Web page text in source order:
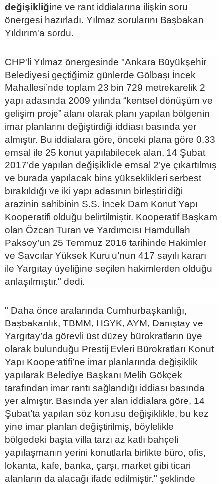
değişikliğine ve rant iddialarına ilişkin soru
önergesi hazırladı. Yılmaz sorularını Başbakan
Yıldırım'a sordu.
CHP'li Yılmaz önergesinde "Ankara Büyükşehir
Belediyesi geçtiğimiz günlerde Gölbaşı İncek
Mahallesi’nde toplam 23 bin 729 metrekarelik 2
yapı adasında 2009 yılında “kentsel dönüşüm ve
gelişim proje” alanı olarak planı yapılan bölgenin
imar planlarını değiştirdiği iddiası basında yer
almıştır. Bu iddialara göre, önceki plana göre 0.33
emsal ile 25 konut yapılabilecek alan, 14 Şubat
2017’de yapılan değişiklikle emsal 2’ye çıkartılmış
ve burada yapılacak bina yükseklikleri serbest
bırakıldığı ve iki yapı adasının birleştirildiği
arazinin sahibinin S.S. İncek Dam Konut Yapı
Kooperatifi olduğu belirtilmiştir. Kooperatif Başkam
olan Özcan Turan ve Yardımcısı Hamdullah
Paksoy’un 25 Temmuz 2016 tarihinde Hakimler
ve Savcılar Yüksek Kurulu’nun 417 sayılı kararı
ile Yargıtay üyeliğine seçilen hakimlerden olduğu
anlaşılmıştır." dedi.
" Daha önce aralarında Cumhurbaşkanlığı,
Başbakanlık, TBMM, HSYK, AYM, Danıştay ve
Yargıtay’da görevli üst düzey bürokratların üye
olarak bulunduğu Prestij Evleri Bürokratları Konut
Yapı Kooperatifi’ne imar planlarında değişiklik
yapılarak Belediye Başkanı Melih Gökçek
tarafından imar rantı sağlandığı iddiası basında
yer almıştır. Basında yer alan iddialara göre, 14
Şubat’ta yapılan söz konusu değişiklikle, bu kez
yine imar planlan değiştirilmiş, böylelikle
bölgedeki başta villa tarzı az katlı bahçeli
yapılaşmanın yerini konutlarla birlikte büro, ofis,
lokanta, kafe, banka, çarşı, market gibi ticari
alanların da alacağı ifade edilmiştir." şeklinde